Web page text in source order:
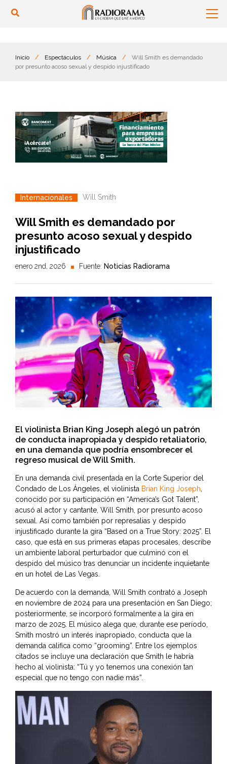
Inicio / Espectáculos / Música /
Will Smith es demandado
por presunto acoso sexual y despido injustificado
Internacionales Will Smith
Will Smith es demandado por
presunto acoso sexual y despido
injustificado
enero 2nd, 2026 Fuente: Noticias Radiorama
El violinista Brian King Joseph alegó un patrón
de conducta inapropiada y despido retaliatorio,
en una demanda que podría ensombrecer el
regreso musical de Will Smith.
En una demanda civil presentada en la Corte Superior del
Condado de Los Ángeles, el violinista Brian King Joseph,
conocido por su participación en “America’s Got Talent”,
acusó al actor y cantante, Will Smith, por presunto acoso
sexual. Así como también por represalias y despido
injustificado durante la gira “Based on a True Story: 2025”. El
caso, que está en sus primeras etapas procesales, describe
un ambiente laboral perturbador que culminó con el
despido del músico tras denunciar un incidente inquietante
en un hotel de Las Vegas.
De acuerdo con la demanda, Will Smith contrató a Joseph
en noviembre de 2024 para una presentación en San Diego;
posteriormente, se incorporó formalmente a la gira en
marzo de 2025. El músico alega que, durante ese período,
Smith mostró un interés inapropiado, conducta que la
demanda califica como “grooming”. Entre los ejemplos
citados se incluye una declaración que Smith le habría
hecho al violinista: “Tú y yo tenemos una conexión tan
especial que no tengo con nadie más”.